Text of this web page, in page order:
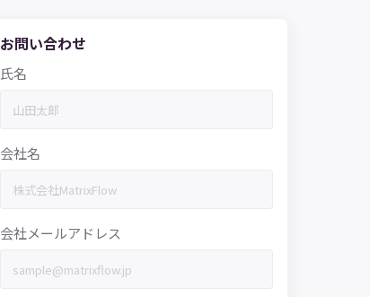
お問い合わせ
氏名
会社名
会社メールアドレス